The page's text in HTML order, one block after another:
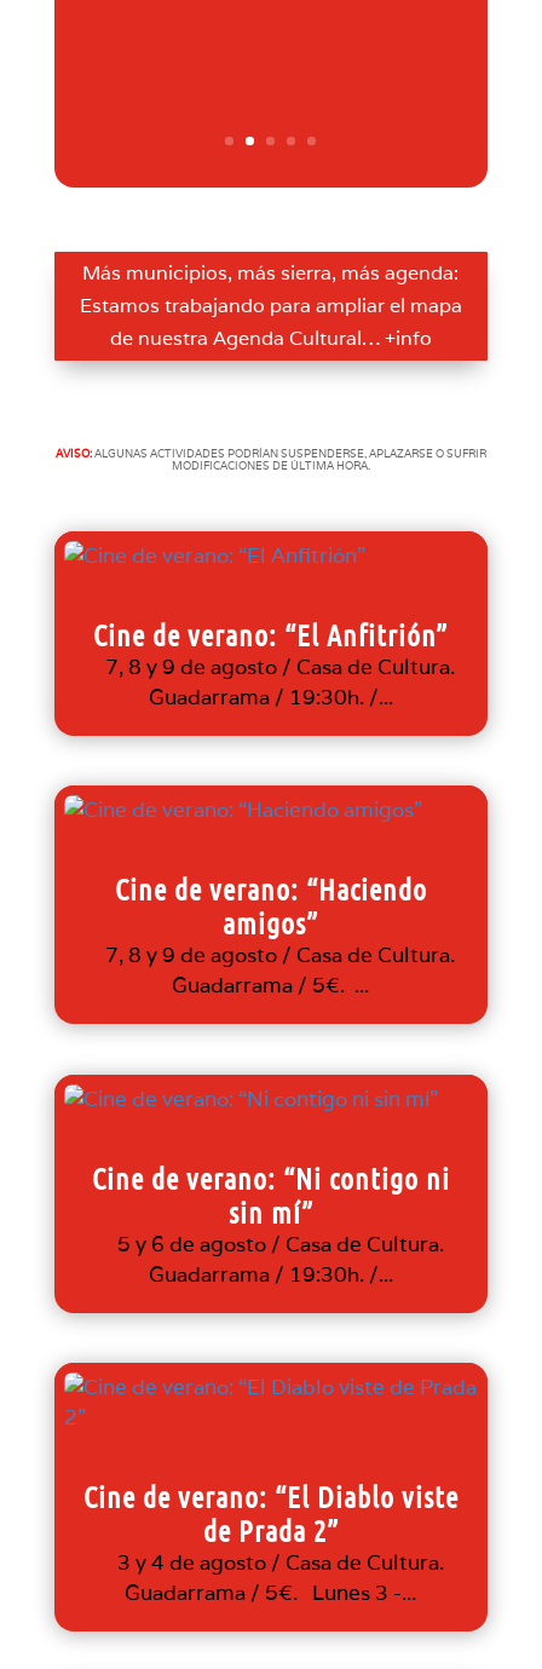
Más municipios, más sierra, más agenda:
Estamos trabajando para ampliar el mapa
de nuestra Agenda Cultural… +info
AVISO:ALGUNAS ACTIVIDADES PODRÍAN SUSPENDERSE, APLAZARSE O SUFRIR
MODIFICACIONES DE ÚLTIMA HORA.
Cine de verano: “El Anfitrión”
7, 8 y 9 de agosto / Casa de Cultura.
Guadarrama / 19:30h. /...
Cine de verano: “Haciendo
amigos”
7, 8 y 9 de agosto / Casa de Cultura.
Guadarrama / 5€. ...
Cine de verano: “Ni contigo ni
sin mí”
5 y 6 de agosto / Casa de Cultura.
Guadarrama / 19:30h. /...
Cine de verano: “El Diablo viste
de Prada 2”
3 y 4 de agosto / Casa de Cultura.
Guadarrama / 5€. Lunes 3 -...